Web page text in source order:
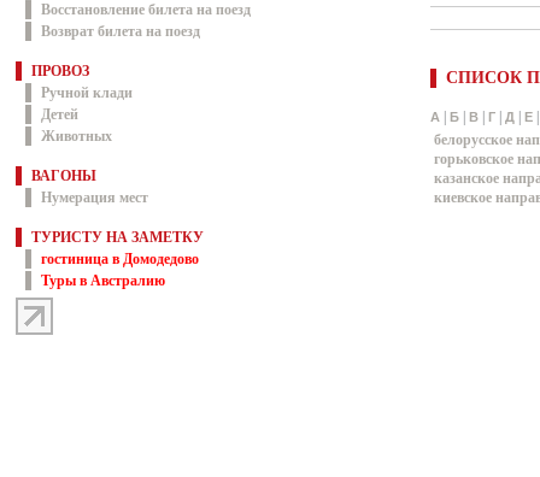
Восстановление билета на поезд
Возврат билета на поезд
ПРОВОЗ
Ручной клади
Детей
Животных
ВАГОНЫ
Нумерация мест
ТУРИСТУ НА ЗАМЕТКУ
гостиница в Домодедово
Туры в Австралию
СПИСОК
А Б В Г Д Е
белорусское
горьковское
казанское
киевское